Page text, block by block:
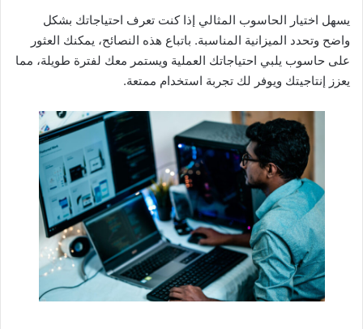
يسهل اختيار الحاسوب المثالي إذا كنت تعرف احتياجاتك بشكل
واضح وتحدد الميزانية المناسبة. باتباع هذه النصائح، يمكنك العثور
على حاسوب يلبي احتياجاتك العملية ويستمر معك لفترة طويلة، مما
يعزز إنتاجيتك ويوفر لك تجربة استخدام ممتعة.